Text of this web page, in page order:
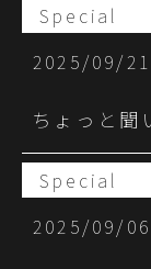
Special
2025/09/21
ちょっと聞
Special
2025/09/06